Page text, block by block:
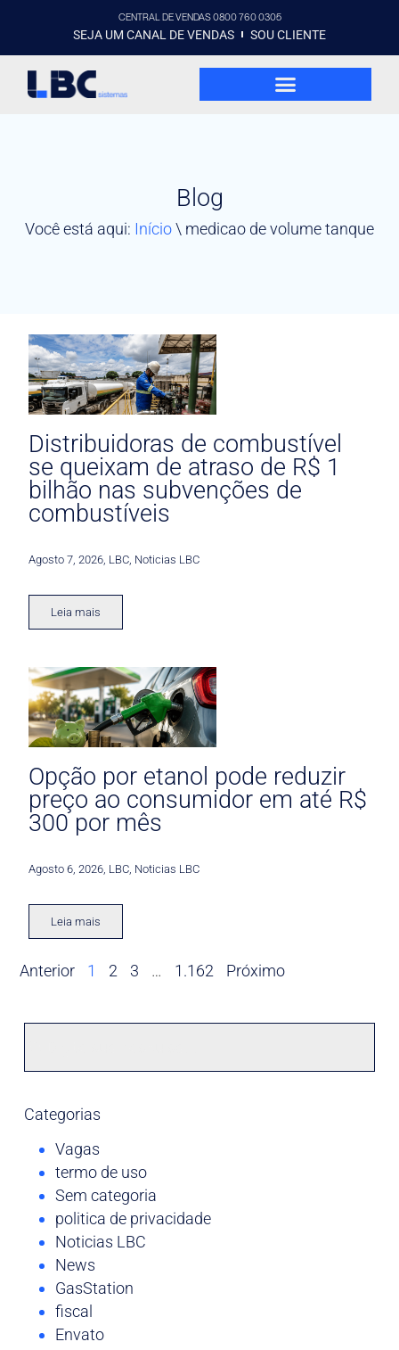
CENTRAL DE VENDAS 0800 760 0305
SEJA UM CANAL DE VENDAS SOU CLIENTE
Blog
Você está aqui: Início\ medicao de volume tanque
Distribuidoras de combustível
se queixam de atraso de R$ 1
bilhão nas subvenções de
combustíveis
Agosto 7, 2026 LBC Noticias LBC
Leia mais
Opção por etanol pode reduzir
preço ao consumidor em até R$
300 por mês
Agosto 6, 2026 LBC Noticias LBC
Leia mais
Anterior 1 2 3 … 1.162 Próximo
Categorias
Vagas
termo de uso
Sem categoria
politica de privacidade
Noticias LBC
News
GasStation
fiscal
Envato